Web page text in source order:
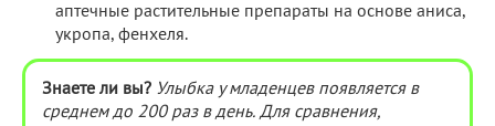
аптечные растительные препараты на основе аниса,
укропа, фенхеля.
Знаете ли вы? Улыбка у младенцев появляется в
среднем до 200 раз в день. Для сравнения,